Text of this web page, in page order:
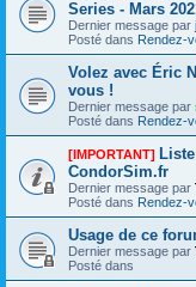
Series - Mars
Dernier message par
Posté dans Rendez-
Volez avec Éric
vous !
Dernier message par
Posté dans Rendez-
[IMPORTANT]
CondorSim.fr
Dernier message par
Posté dans Rendez-
Usage de ce
Dernier message par
Posté dans